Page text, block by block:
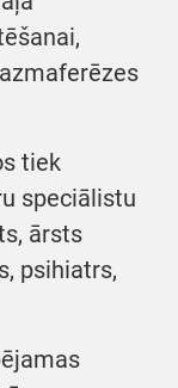
tiek
speciālistu
ārsts
psihiatrs,